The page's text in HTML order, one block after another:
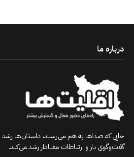
درباره ما
جایی که صداها به هم می‌رسند، داستان‌ها رشد
گفت‌وگوی باز و ارتباطات معنادار رشد می‌کند.